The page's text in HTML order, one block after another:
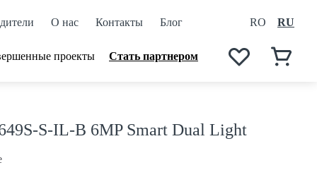
О нас Контакты Блог RO RU
проекты Стать партнером
S-IL-B 6MP Smart Dual Light